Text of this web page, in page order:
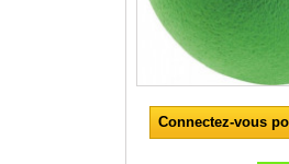
Connectez-vous